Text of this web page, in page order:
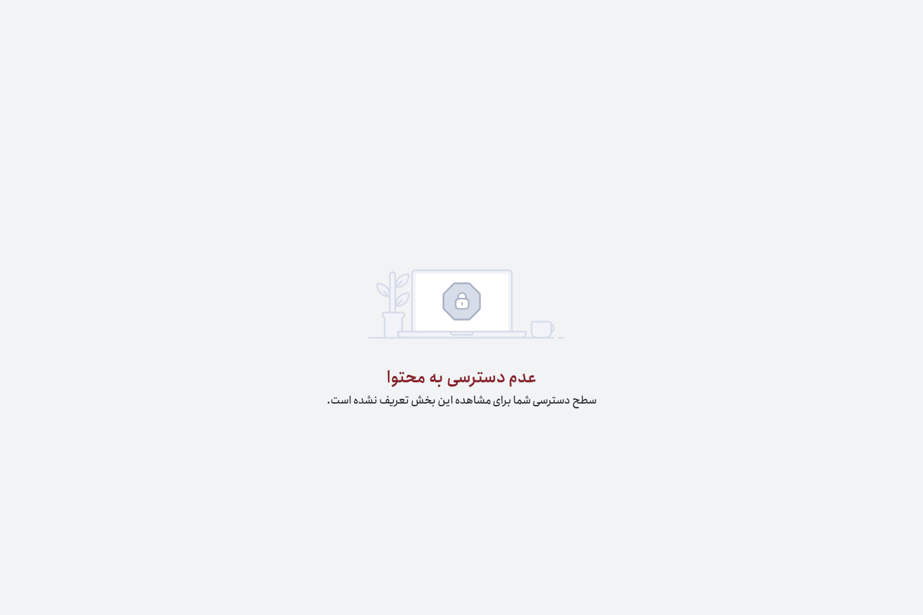
عدم دسترسی به محتوا
سطح دسترسی شما برای مشاهده این بخش تعریف نشده است.